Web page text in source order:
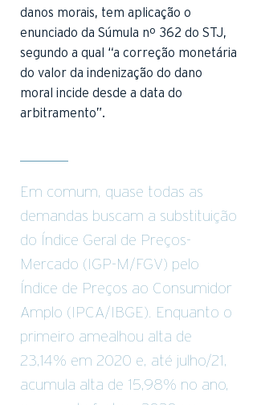
danos morais, tem aplicação o
enunciado da Súmula nº 362 do STJ,
segundo a qual “a correção monetária
do valor da indenização do dano
moral incide desde a data do
arbitramento”.
Em comum, quase todas as
demandas buscam a substituição
do Índice Geral de Preços-
Mercado (IGP-M/FGV) pelo
Índice de Preços ao Consumidor
Amplo (IPCA/IBGE). Enquanto o
primeiro amealhou alta de
23,14% em 2020 e, até julho/21,
acumula alta de 15,98% no ano,